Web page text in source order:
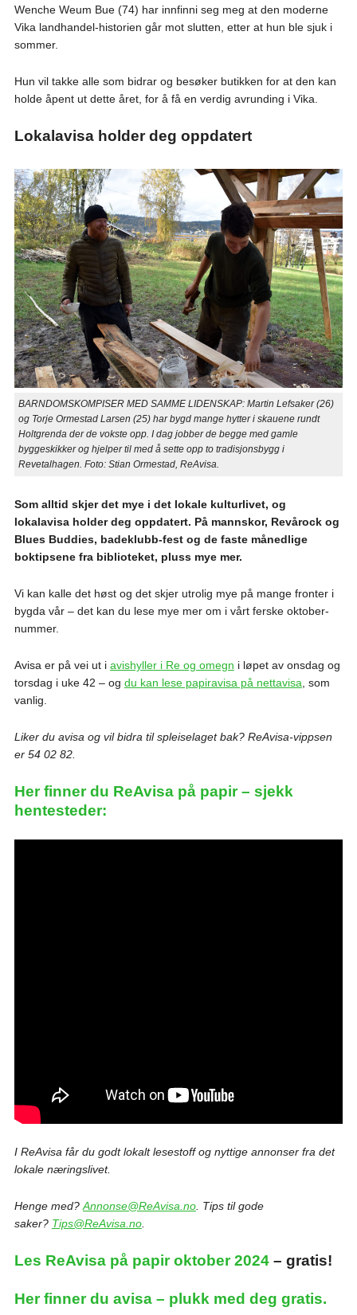
Wenche Weum Bue (74) har innfinni seg meg at den moderne
Vika landhandel-historien går mot slutten, etter at hun ble sjuk i
sommer.
Hun vil takke alle som bidrar og besøker butikken for at den kan
holde åpent ut dette året, for å få en verdig avrunding i Vika.
Lokalavisa holder deg oppdatert
BARNDOMSKOMPISER MED SAMME LIDENSKAP: Martin Lefsaker (26)
og Torje Ormestad Larsen (25) har bygd mange hytter i skauene rundt
Holtgrenda der de vokste opp. I dag jobber de begge med gamle
byggeskikker og hjelper til med å sette opp to tradisjonsbygg i
Revetalhagen. Foto: Stian Ormestad, ReAvisa.
Som alltid skjer det mye i det lokale kulturlivet, og
lokalavisa holder deg oppdatert. På mannskor, Revårock og
Blues Buddies, badeklubb-fest og de faste månedlige
boktipsene fra biblioteket, pluss mye mer.
Vi kan kalle det høst og det skjer utrolig mye på mange fronter i
bygda vår – det kan du lese mye mer om i vårt ferske oktober-
nummer.
Avisa er på vei ut i avishyller i Re og omegn i løpet av onsdag og
torsdag i uke 42 – og du kan lese papiravisa på nettavisa , som
vanlig.
Liker du avisa og vil bidra til spleiselaget bak? ReAvisa-vippsen
er 54 02 82.
Her finner du ReAvisa på papir – sjekk
hentesteder:
I ReAvisa får du godt lokalt lesestoff og nyttige annonser fra det
lokale næringslivet.
Henge med? Annonse@ReAvisa.no. Tips til gode
saker? Tips@ReAvisa.no.
Les ReAvisa på papir oktober 2024– gratis!
Her finner du avisa – plukk med deg gratis.